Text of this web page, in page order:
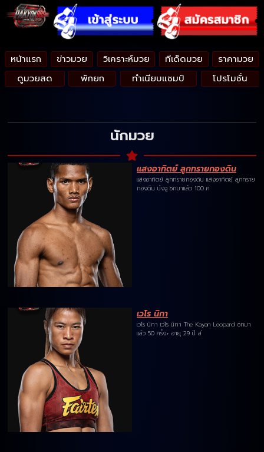
หน้าแรก ข่าวมวย วิเคราะห์มวย ทีเด็ดมวย
ราคามวย
ดูมวยสด
พักยก ทำเนียบแชมป์ โปรโมชั่น
นักมวย
แสงอาทิตย์ ลูกทรายกองดิน
แสงอาทิตย์ ลูกทรายกองดิน แสงอาทิตย์ ลูกทราย
กองดิน บังจู ชกมาแล้ว 100 ค
เวโร นิกา
เวโร นิกา เวโร นิกา The Kayan Leopard ชกมา
แล้ว 50 ครั้ง+ อายุ 29 ปี ส่